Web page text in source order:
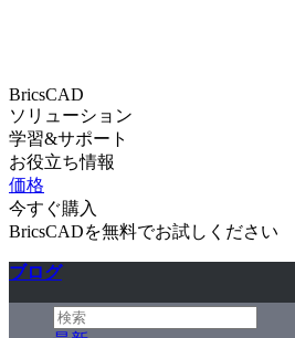
BricsCAD
ソリューション
学習&サポート
お役立ち情報
価格
今すぐ購入
BricsCADを無料でお試しください
ブログ